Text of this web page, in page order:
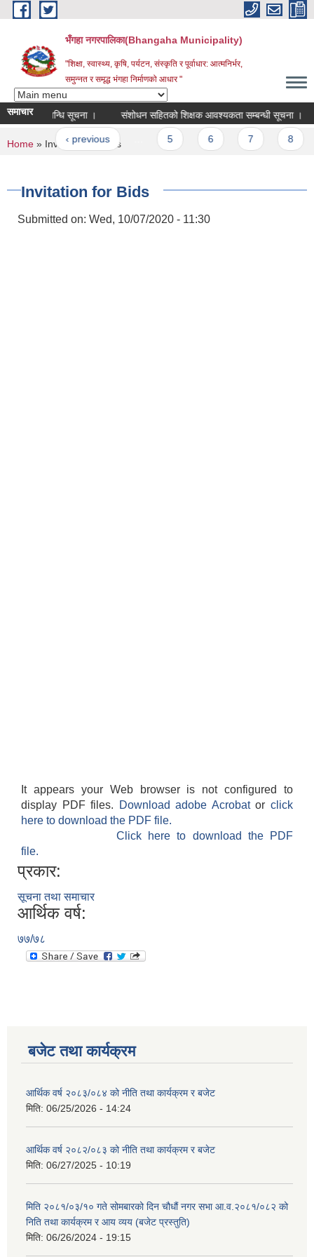
Skip to main content
भँगहा नगरपालिका(Bhangaha Municipality)
"शिक्षा, स्वास्थ्य, कृषि, पर्यटन, संस्कृति र पूर्वाधार: आत्मनिर्भर,
समुन्नत र समृद्ध भंगहा निर्माणको आधार "
समाचारसम्बन्धि सूचना । संशोधन सहितको शिक्षक आवश्यकता सम्बन्धी सूचना ।
‹ previous
You are here
Home » Invitation for Bids
Invitation for Bids
Submitted on: Wed, 10/07/2020 - 11:30
It appears your Web browser is not configured to
display PDF files.
Download adobe Acrobatorclick
here to download the PDF file.
Click here to download the PDF
file.
प्रकार:
सूचना तथा समाचार
आर्थिक वर्ष:
७७/७८
बजेट तथा कार्यक्रम
आर्थिक वर्ष २०८३/०८४ को नीति तथा कार्यक्रम र बजेट
मिति: 06/25/2026 - 14:24
आर्थिक वर्ष २०८२/०८३ को नीति तथा कार्यक्रम र बजेट
मिति: 06/27/2025 - 10:19
मिति २०८१/०३/१० गते सोमबारको दिन चौधौं नगर सभा आ.व.२०८१/०८२ को
निति तथा कार्यक्रम र आय व्यय (बजेट प्रस्तुति)
मिति: 06/26/2024 - 19:15